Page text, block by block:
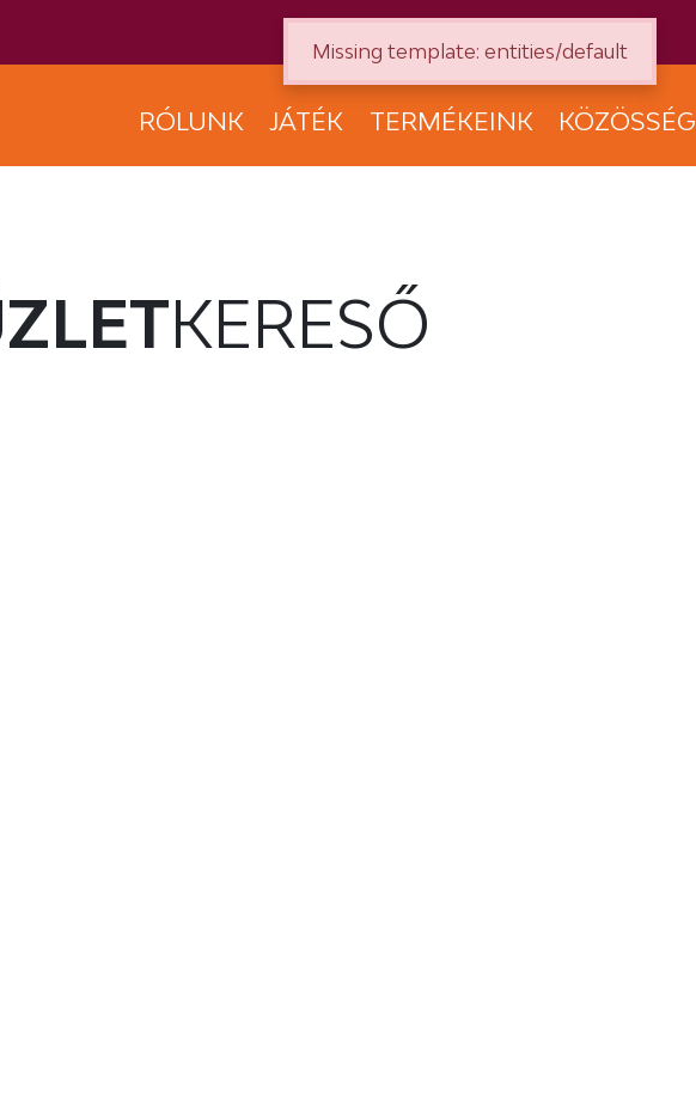
RÓLUNK JÁTÉK TERMÉKEINK KÖZÖSSÉG
KERESŐ
Missing template: entities/default